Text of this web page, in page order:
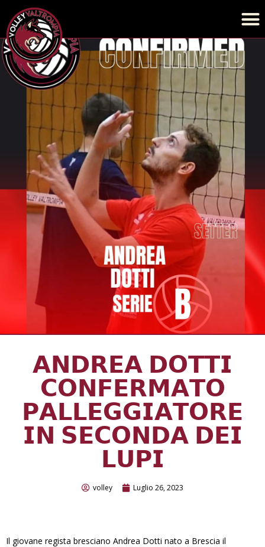
𝗔𝗡𝗗𝗥𝗘𝗔 𝗗𝗢𝗧𝗧𝗜
𝗖𝗢𝗡𝗙𝗘𝗥𝗠𝗔𝗧𝗢
𝗣𝗔𝗟𝗟𝗘𝗚𝗚𝗜𝗔𝗧𝗢𝗥𝗘
𝗜𝗡 𝗦𝗘𝗖𝗢𝗡𝗗𝗔 𝗗𝗘𝗜
𝗟𝗨𝗣𝗜
volley Luglio 26, 2023
Il giovane regista bresciano Andrea Dotti nato a Brescia il